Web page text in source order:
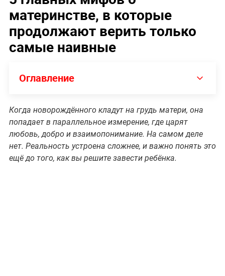
материнстве, в которые
продолжают верить только
самые наивные
Оглавление
Когда новорождённого кладут на грудь матери, она
попадает в параллельное измерение, где царят
любовь, добро и взаимопонимание. На самом деле
нет. Реальность устроена сложнее, и важно понять это
ещё до того, как вы решите завести ребёнка.